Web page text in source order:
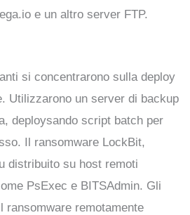
e un altro server FTP.
si concentrarono sulla deploy
Utilizzarono un server di backup
deploysando script batch per
Il ransomware LockBit,
distribuito su host remoti
PsExec e BITSAdmin. Gli
ransomware remotamente